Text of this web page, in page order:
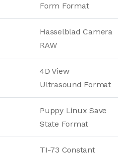
Form Format
Hasselblad Camera
RAW
4D View
Ultrasound Format
Puppy Linux Save
State Format
TI-73 Constant